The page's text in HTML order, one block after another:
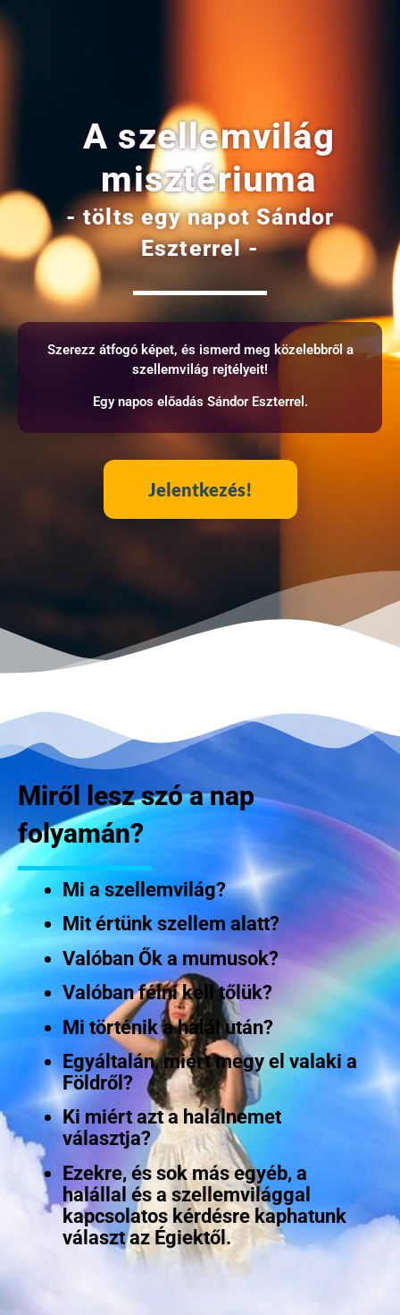
A szellemvilág
misztériuma
- tölts egy napot Sándor
Eszterrel -
Szerezz átfogó képet, és ismerd meg közelebbről a
szellemvilág rejtélyeit!
Egy napos előadás Sándor Eszterrel.
Jelentkezés!
Miről lesz szó a nap
folyamán?
Mi a szellemvilág?
Mit értünk szellem alatt?
Valóban Ők a mumusok?
Valóban félni kell tőlük?
Mi történik a halál után?
Egyáltalán, miért megy el valaki a
Földről?
Ki miért azt a halálnemet
választja?
Ezekre, és sok más egyéb, a
halállal és a szellemvilággal
kapcsolatos kérdésre kaphatunk
választ az Égiektől.